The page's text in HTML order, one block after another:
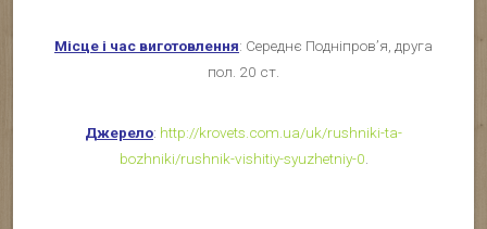
Місце і час виготовлення: Середнє Подніпров’я, друга
пол. 20 ст.
Джерело: http://krovets.com.ua/uk/rushniki-ta-
bozhniki/rushnik-vishitiy-syuzhetniy-0